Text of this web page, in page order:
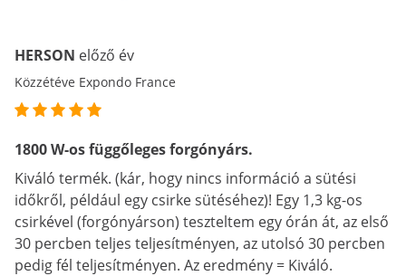
HERSON előző év
Közzétéve Expondo France
1800 W-os függőleges forgónyárs.
Kiváló termék. (kár, hogy nincs információ a sütési
időkről, például egy csirke sütéséhez)! Egy 1,3 kg-os
csirkével (forgónyárson) teszteltem egy órán át, az első
30 percben teljes teljesítményen, az utolsó 30 percben
pedig fél teljesítményen. Az eredmény = Kiváló.